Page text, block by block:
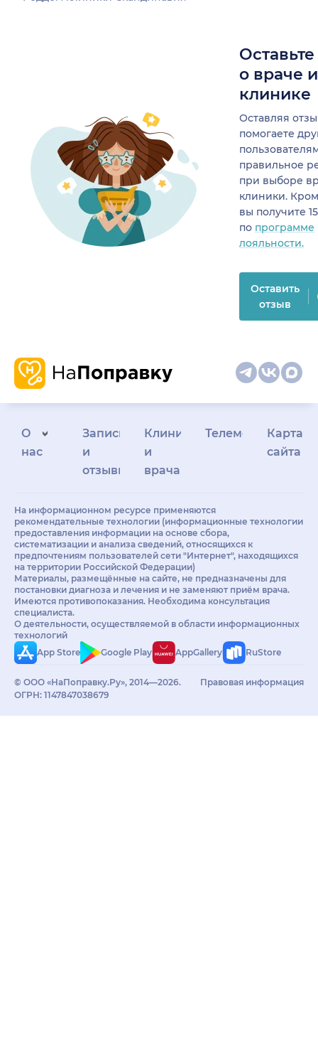
о враче
клинике
Оставляя
помогаете
правильное
при выборе
клиники.
вы получите
по программе
лояльности.
Оставить
отзыв
О
нас
Запись
и
отзывы
Клиникам
и
врачам
Телемедицина
Карта
сайта
На информационном ресурсе применяются
рекомендательные технологии (информационные технологии
предоставления информации на основе сбора,
систематизации и анализа сведений, относящихся к
предпочтениям пользователей сети "Интернет", находящихся
на территории Российской Федерации)
Материалы, размещённые на сайте, не предназначены для
постановки диагноза и лечения и не заменяют приём врача.
Имеются противопоказания. Необходима консультация
специалиста.
О деятельности, осуществляемой в области информационных
технологий
App Store
Google Play AppGallery RuStore
© ООО «НаПоправку.Ру», 2014—2026.
ОГРН: 1147847038679
Правовая информация